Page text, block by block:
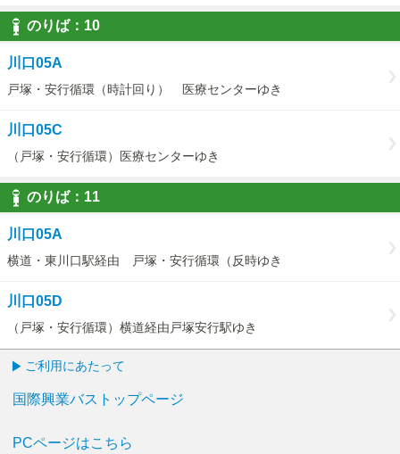
のりば： 10
10
川口05A
戸塚・安行循環（時計回り） 医療センターゆき
川口05C
（戸塚・安行循環）医療センターゆき
のりば： 11
11
川口05A
横道・東川口駅経由 戸塚・安行循環（反時ゆき
川口05D
（戸塚・安行循環）横道経由戸塚安行駅ゆき
ご利用にあたって
国際興業バストップページ
PCページはこちら